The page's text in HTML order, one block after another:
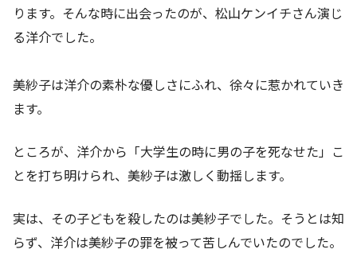
ります。そんな時に出会ったのが、松山ケンイチさん演じ
る洋介でした。
美紗子は洋介の素朴な優しさにふれ、徐々に惹かれていき
ます。
ところが、洋介から「大学生の時に男の子を死なせた」こ
とを打ち明けられ、美紗子は激しく動揺します。
実は、その子どもを殺したのは美紗子でした。そうとは知
らず、洋介は美紗子の罪を被って苦しんでいたのでした。